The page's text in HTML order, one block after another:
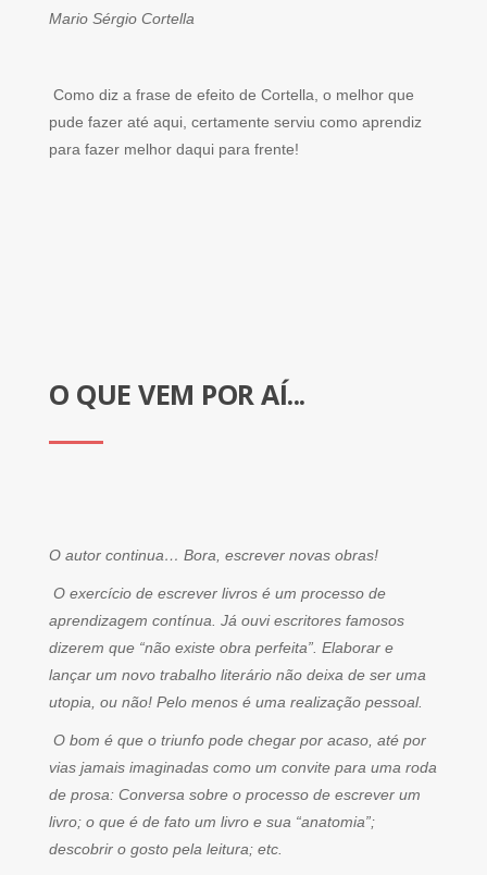
Mario Sérgio Cortella
Como diz a frase de efeito de Cortella, o melhor que
pude fazer até aqui, certamente serviu como aprendiz
para fazer melhor daqui para frente!
O QUE VEM POR AÍ...
O autor continua… Bora, escrever novas obras!
O exercício de escrever livros é um processo de
aprendizagem contínua. Já ouvi escritores famosos
dizerem que “não existe obra perfeita”. Elaborar e
lançar um novo trabalho literário não deixa de ser uma
utopia, ou não! Pelo menos é uma realização pessoal.
O bom é que o triunfo pode chegar por acaso, até por
vias jamais imaginadas como um convite para uma roda
de prosa: Conversa sobre o processo de escrever um
livro; o que é de fato um livro e sua “anatomia”;
descobrir o gosto pela leitura; etc.